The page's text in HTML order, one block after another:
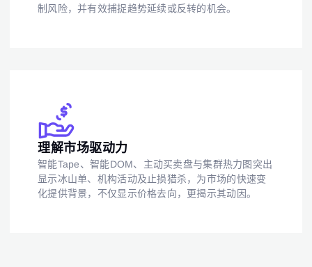
制风险，并有效捕捉趋势延续或反转的机会。
理解市场驱动力
智能Tape、智能DOM、主动买卖盘与集群热力图突出
显示冰山单、机构活动及止损猎杀，为市场的快速变
化提供背景，不仅显示价格去向，更揭示其动因。